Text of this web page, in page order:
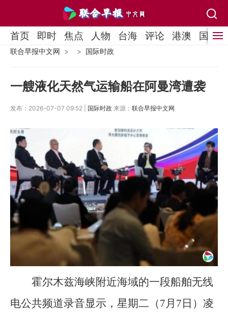
首页 即时 焦点 人物 台海 评论 港澳 国际
联合早报中文网 国际时政
一艘液化天然气运输船在阿曼湾遭袭
发布：2026-07-07 09:52 | 国际时政 来源： 联合早报中文网
霍尔木兹海峡附近海域的一段船舶无线
电公共频道录音显示，星期二（7月7日）凌